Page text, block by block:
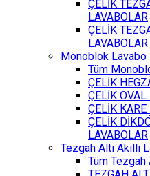
ÇELİK
LAVABOLAR
ÇELİK
LAVABOLAR
Monoblok Lavabo
Tüm
ÇELİK
ÇELİK
ÇELİK
ÇELİK
LAVABOLAR
Tezgah Altı Akıllı
Tüm Tezgah